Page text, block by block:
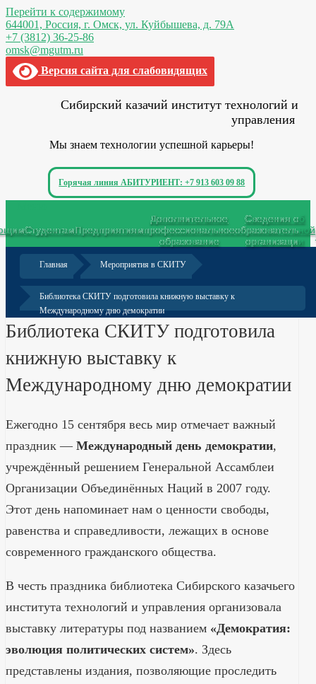
Перейти к содержимому
644001, Россия, г. Омск, ул. Куйбышева, д. 79А
+7 (3812) 36-25-86
omsk@mgutm.ru
Версия сайта для слабовидящих
Сибирский казачий институт технологий и
управления
Мы знаем технологии успешной карьеры!
Горячая линия АБИТУРИЕНТ: +7 913 603 09 88
СтудентамПредприятиям
Дополнительное
профессиональное
образование
Сведения об
образовательной
организации
Главная Мероприятия в СКИТУ
Библиотека СКИТУ подготовила книжную выставку к
Международному дню демократии
Библиотека СКИТУ подготовила
книжную выставку к
Международному дню демократии
Ежегодно 15 сентября весь мир отмечает важный
праздник — Международный день демократии,
учреждённый решением Генеральной Ассамблеи
Организации Объединённых Наций в 2007 году.
Этот день напоминает нам о ценности свободы,
равенства и справедливости, лежащих в основе
современного гражданского общества.
В честь праздника библиотека Сибирского казачьего
института технологий и управления организовала
выставку литературы под названием «Демократия:
эволюция политических систем». Здесь
представлены издания, позволяющие проследить